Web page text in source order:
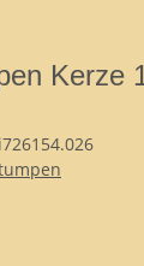
Kerze